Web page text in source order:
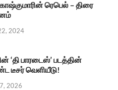
ரெபெல் – திரை
2024
‘தி பாரடைஸ்’ படத்தின்
டீசர் வெளியீடு!
2026